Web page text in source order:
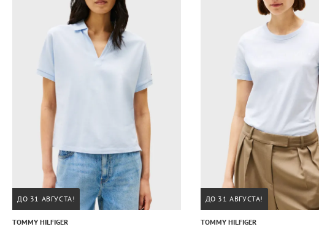
ДО 31 АВГУСТА!
TOMMY HILFIGER
ДО 31 АВГУСТА!
TOMMY HILFIGER